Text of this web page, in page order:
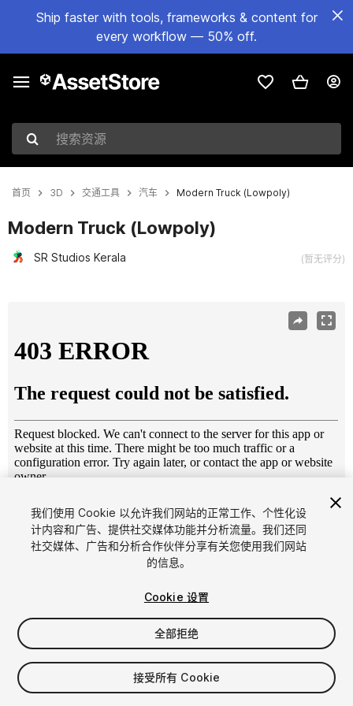
Ship faster with tools, frameworks & content for
every workflow — 50% off.
搜索资源
首页 3D 交通工具 汽车 Modern Truck (Lowpoly)
Modern Truck (Lowpoly)
SR Studios Kerala (暂无评分)
1/22
$15
增值税将在结算时计算
我们使用 Cookie 以允许我们网站的正常工作、个性化设
计内容和广告、提供社交媒体功能并分析流量。我们还同
社交媒体、广告和分析合作伙伴分享有关您使用我们网站
的信息。
Cookie 设置
全部拒绝
接受所有 Cookie